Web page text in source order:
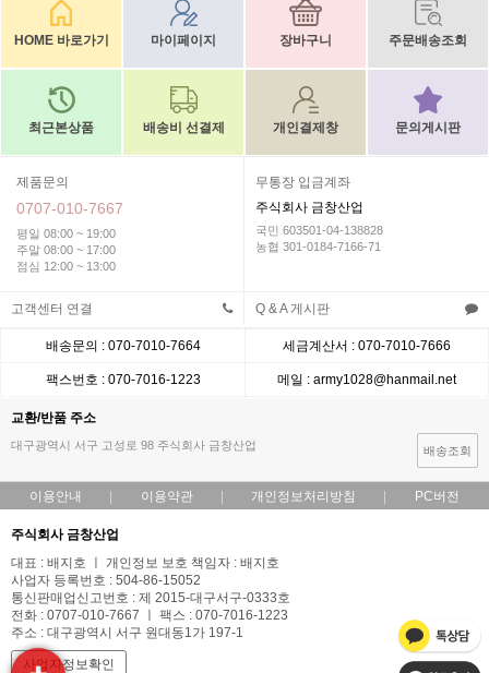
HOME 바로가기 마이페이지 장바구니 주문배송조회
최근본상품 배송비 선결제 개인결제창 문의게시판
제품문의
0707-010-7667
평일 08:00 ~ 19:00
주말 08:00 ~ 17:00
점심 12:00 ~ 13:00
무통장 입금계좌
주식회사 금창산업
국민 603501-04-138828
농협 301-0184-7166-71
고객센터 연결 Q & A 게시판
배송문의 : 070-7010-7664 세금계산서 : 070-7010-7666
팩스번호 : 070-7016-1223 메일 : army1028@hanmail.net
교환/반품 주소
대구광역시 서구 고성로 98 주식회사 금창산업 배송조회
이용안내 이용약관 개인정보처리방침 PC버전
주식회사 금창산업
대표 : 배지호 ㅣ 개인정보 보호 책임자 : 배지호
사업자 등록번호 : 504-86-15052
통신판매업신고번호 : 제 2015-대구서구-0333호
전화 : 0707-010-7667 ㅣ 팩스 : 070-7016-1223
주소 : 대구광역시 서구 원대동1가 197-1
사업자정보확인